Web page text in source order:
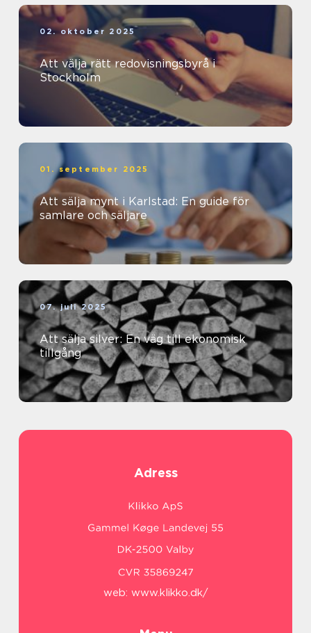
02. oktober 2025
Att välja rätt redovisningsbyrå i
Stockholm
01. september 2025
Att sälja mynt i Karlstad: En guide för
samlare och säljare
07. juli 2025
Att sälja silver: En väg till ekonomisk
tillgång
Adress
web: www.klikko.dk/